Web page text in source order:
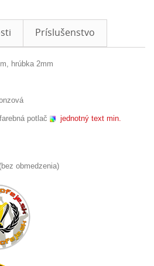
Príslušenstvo
hrúbka 2mm
farebná potlač
jednotný text min.
(bez obmedzenia)